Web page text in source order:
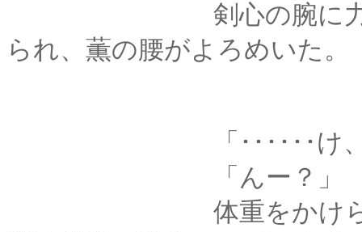
剣心の腕に力が籠も
られ、薫の腰がよろめいた。
「･･････け、ん
「んー？」
体重をかけられて押